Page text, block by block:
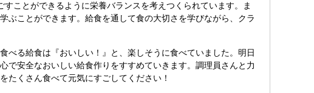
ことができるように栄養バランスを考えつくられています。ま
ぶことができます。給食を通して食の大切さを学びながら、クラ
べる給食は『おいしい！』と、楽しそうに食べていました。明日
で安全なおいしい給食作りをすすめていきます。調理員さんと力
たくさん食べて元気にすごしてください！